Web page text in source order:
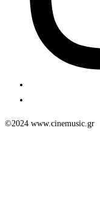
©2024 www.cinemusic.gr